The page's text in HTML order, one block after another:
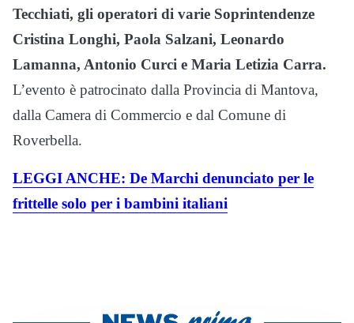
Tecchiati, gli operatori di varie Soprintendenze
Cristina Longhi, Paola Salzani, Leonardo
Lamanna, Antonio Curci e Maria Letizia Carra.
L’evento è patrocinato dalla Provincia di Mantova,
dalla Camera di Commercio e dal Comune di
Roverbella.
LEGGI ANCHE: De Marchi denunciato per le
frittelle solo per i bambini italiani